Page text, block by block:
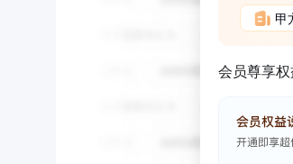
甲
会员尊享